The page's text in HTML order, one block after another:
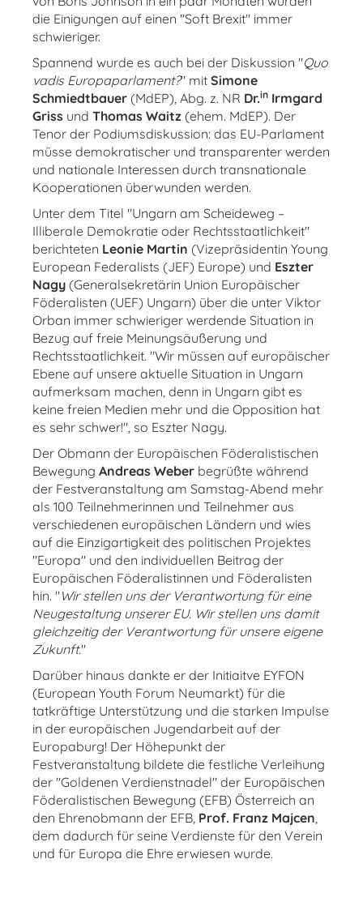
die Einigungen auf einen "Soft Brexit" immer
schwieriger.
Spannend wurde es auch bei der Diskussion "Quo
vadis Europaparlament?" mit Simone
Schmiedtbauer (MdEP), Abg. z. NR Dr.in Irmgard
Griss und Thomas Waitz (ehem. MdEP). Der
Tenor der Podiumsdiskussion: das EU-Parlament
müsse demokratischer und transparenter werden
und nationale Interessen durch transnationale
Kooperationen überwunden werden.
Unter dem Titel "Ungarn am Scheideweg –
Illiberale Demokratie oder Rechtsstaatlichkeit"
berichteten Leonie Martin (Vizepräsidentin Young
European Federalists (JEF) Europe) und Eszter
Nagy (Generalsekretärin Union Europäischer
Föderalisten (UEF) Ungarn) über die unter Viktor
Orban immer schwieriger werdende Situation in
Bezug auf freie Meinungsäußerung und
Rechtsstaatlichkeit. "Wir müssen auf europäischer
Ebene auf unsere aktuelle Situation in Ungarn
aufmerksam machen, denn in Ungarn gibt es
keine freien Medien mehr und die Opposition hat
es sehr schwer!", so Eszter Nagy.
Der Obmann der Europäischen Föderalistischen
Bewegung Andreas Weber begrüßte während
der Festveranstaltung am Samstag-Abend mehr
als 100 Teilnehmerinnen und Teilnehmer aus
verschiedenen europäischen Ländern und wies
auf die Einzigartigkeit des politischen Projektes
"Europa" und den individuellen Beitrag der
Europäischen Föderalistinnen und Föderalisten
hin. "Wir stellen uns der Verantwortung für eine
Neugestaltung unserer EU. Wir stellen uns damit
gleichzeitig der Verantwortung für unsere eigene
Zukunft."
Darüber hinaus dankte er der Initiaitve EYFON
(European Youth Forum Neumarkt) für die
tatkräftige Unterstützung und die starken Impulse
in der europäischen Jugendarbeit auf der
Europaburg! Der Höhepunkt der
Festveranstaltung bildete die festliche Verleihung
der "Goldenen Verdienstnadel" der Europäischen
Föderalistischen Bewegung (EFB) Österreich an
den Ehrenobmann der EFB, Prof. Franz Majcen,
dem dadurch für seine Verdienste für den Verein
und für Europa die Ehre erwiesen wurde.